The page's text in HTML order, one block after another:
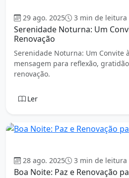
29 ago. 2025 3 min de leitura
Serenidade Noturna: Um
Renovação
Serenidade Noturna: Um Convite
mensagem para reflexão,
renovação.
Ler
28 ago. 2025 3 min de leitura
Boa Noite: Paz e Renovação